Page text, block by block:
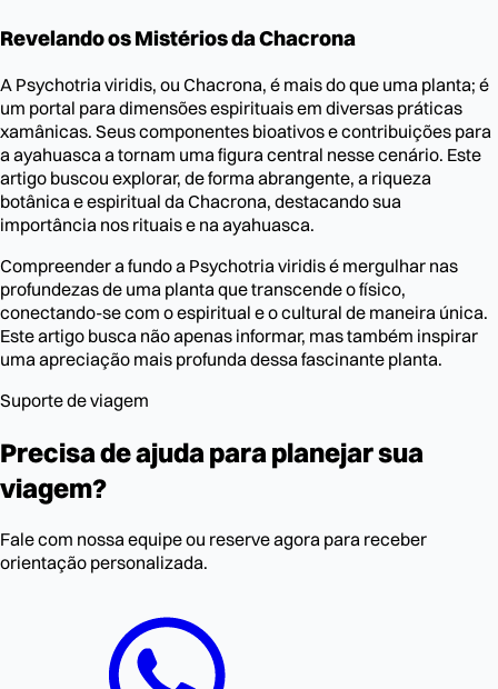
Revelando os Mistérios da Chacrona
A Psychotria viridis, ou Chacrona, é mais do que uma planta; é
um portal para dimensões espirituais em diversas práticas
xamânicas. Seus componentes bioativos e contribuições para
a ayahuasca a tornam uma figura central nesse cenário. Este
artigo buscou explorar, de forma abrangente, a riqueza
botânica e espiritual da Chacrona, destacando sua
importância nos rituais e na ayahuasca.
Compreender a fundo a Psychotria viridis é mergulhar nas
profundezas de uma planta que transcende o físico,
conectando-se com o espiritual e o cultural de maneira única.
Este artigo busca não apenas informar, mas também inspirar
uma apreciação mais profunda dessa fascinante planta.
Suporte de viagem
Precisa de ajuda para planejar sua
viagem?
Fale com nossa equipe ou reserve agora para receber
orientação personalizada.